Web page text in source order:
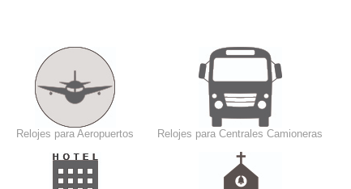
Relojes para Aeropuertos Relojes para Centrales Camioneras